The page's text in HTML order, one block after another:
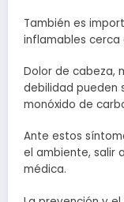
También es
inflamables
Dolor de cabeza,
debilidad pueden
monóxido de
Ante estos
el ambiente, salir
médica.